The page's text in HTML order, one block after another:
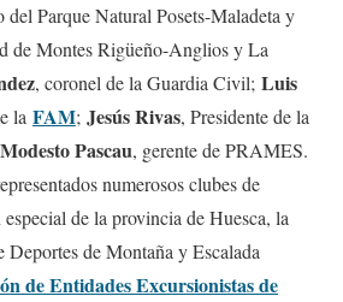
del Parque Natural Posets-Maladeta y
de Montes Rigüeño-Anglios y La
, coronel de la Guardia Civil; Luis
la FAM; Jesús Rivas, Presidente de la
Modesto Pascau, gerente de PRAMES.
numerosos clubes de
de la provincia de Huesca, la
Deportes de Montaña y Escalada
de Entidades Excursionistas de